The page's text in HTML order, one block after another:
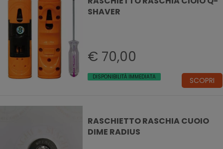
SHAVER
€ 70,00
DISPONIBILITÀ IMMEDIATA SCOPRI
RASCHIETTO RASCHIA CUOIO
DIME RADIUS